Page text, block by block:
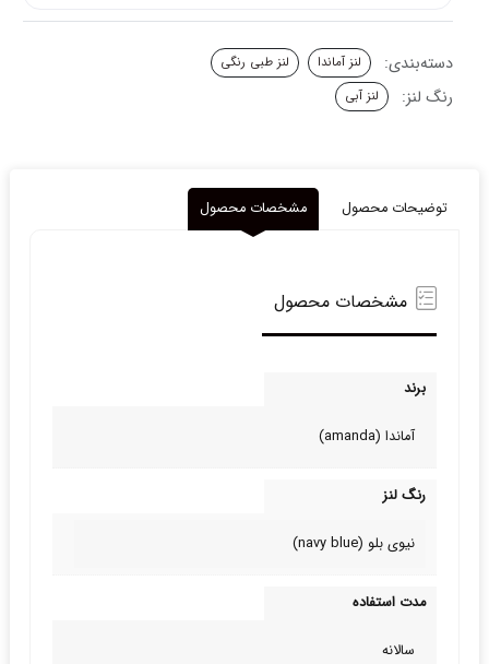
دسته‌بندی: لنز آماندا لنز طبی رنگی
رنگ لنز: لنز آبی
توضیحات محصول مشخصات محصول
مشخصات محصول
برند
آماندا (amanda)
رنگ لنز
نیوی بلو (navy blue)
مدت استفاده
سالانه